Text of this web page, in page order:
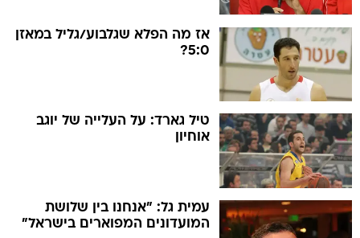
אז מה הפלא שגלבוע/גליל במאזן
5:0?
טיל גארד: על העלייה של יוגב
אוחיון
עמית גל: "אנחנו בין שלושת
המועדונים המפוארים בישראל"